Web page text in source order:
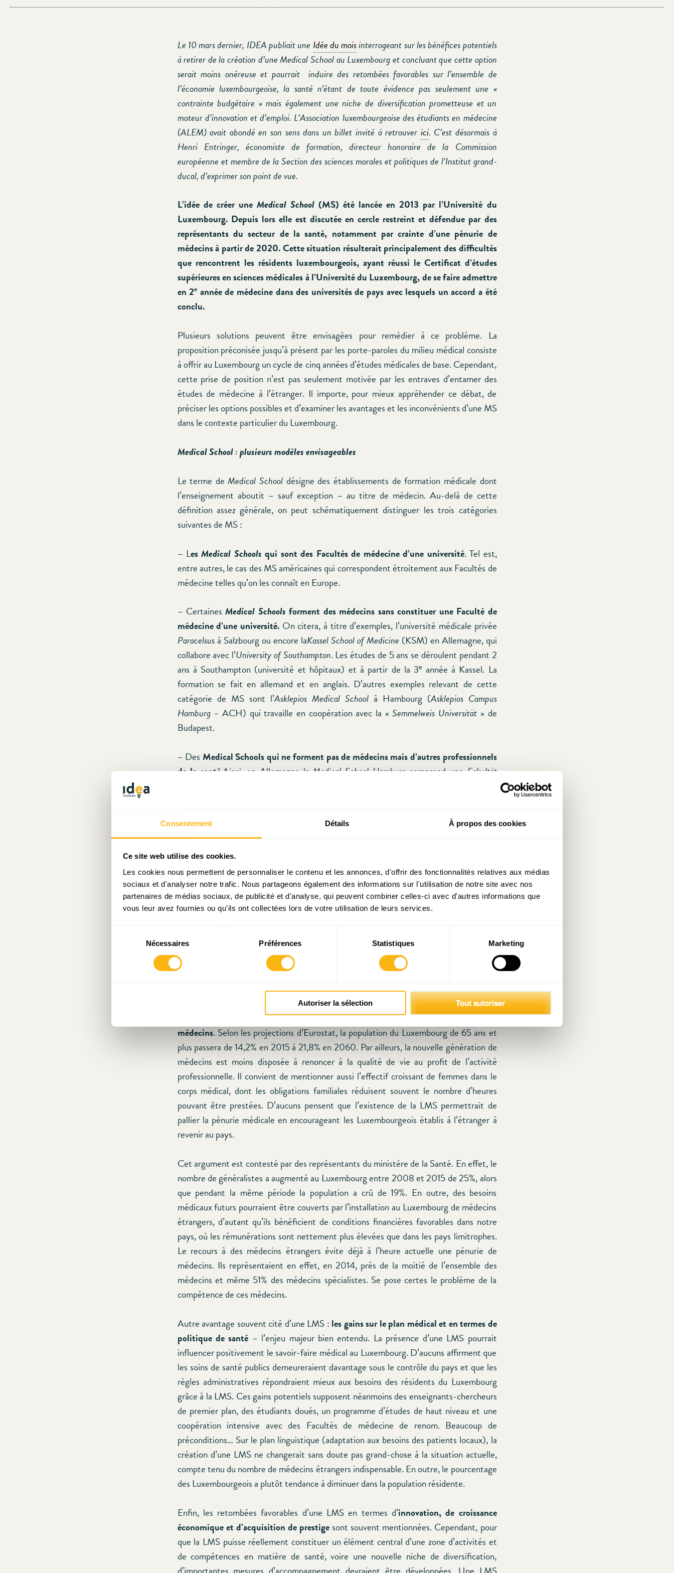
Consentement Détails À propos des cookies
Ce site web utilise des cookies.
Les cookies nous permettent de personnaliser le contenu et les annonces, d'offrir des fonctionnalités relatives aux médias
sociaux et d'analyser notre trafic. Nous partageons également des informations sur l'utilisation de notre site avec nos
partenaires de médias sociaux, de publicité et d'analyse, qui peuvent combiner celles-ci avec d'autres informations que
vous leur avez fournies ou qu'ils ont collectées lors de votre utilisation de leurs services.
consentement
Nécessaires Préférences Statistiques Marketing
Autoriser la sélection Tout autoriser
Le 10 mars dernier, IDEA publiait une Idée du moisinterrogeant sur les bénéfices potentiels
à retirer de la création d’une Medical School au Luxembourg et concluant que cette option
serait moins onéreuse et pourrait induire des retombées favorables sur l’ensemble de
l’économie luxembourgeoise, la santé n’étant de toute évidence pas seulement une «
contrainte budgétaire » mais également une niche de diversification prometteuse et un
moteur d’innovation et d’emploi. L’Association luxembourgeoise des étudiants en médecine
(ALEM) avait abondé en son sens dans un billet invité à retrouver ici. C’est désormais à
Henri Entringer, économiste de formation, directeur honoraire de la Commission
européenne et membre de la Section des sciences morales et politiques de l’Institut grand-
ducal, d’exprimer son point de vue.
L’idée de créer une Medical School(MS) été lancée en 2013 par l’Université du
Luxembourg. Depuis lors elle est discutée en cercle restreint et défendue par des
représentants du secteur de la santé, notamment par crainte d’une pénurie de
médecins à partir de 2020. Cette situation résulterait principalement des difficultés
que rencontrent les résidents luxembourgeois, ayant réussi le Certificat d’études
supérieures en sciences médicales à l’Université du Luxembourg, de se faire admettre
en 2e année de médecine dans des universités de pays avec lesquels un accord a été
conclu.
Plusieurs solutions peuvent être envisagées pour remédier à ce problème. La
proposition préconisée jusqu’à présent par les porte-paroles du milieu médical consiste
à offrir au Luxembourg un cycle de cinq années d’études médicales de base. Cependant,
cette prise de position n’est pas seulement motivée par les entraves d’entamer des
études de médecine à l’étranger. Il importe, pour mieux appréhender ce débat, de
préciser les options possibles et d’examiner les avantages et les inconvénients d’une MS
dans le contexte particulier du Luxembourg.
Medical School : plusieurs modèles envisageables
Le terme deMedical School désigne des établissements de formation médicale dont
l’enseignement aboutit – sauf exception – au titre de médecin. Au-delà de cette
définition assez générale, on peut schématiquement distinguer les trois catégories
suivantes de MS :
– LesMedical Schools qui sont des Facultés de médecine d’une université. Tel est,
entre autres, le cas des MS américaines qui correspondent étroitement aux Facultés de
médecine telles qu’on les connaît en Europe.
– CertainesMedical Schoolsforment des médecins sans constituer une Faculté de
médecine d’une université. On citera, à titre d’exemples, l’université médicale privée
Paracelsusà Salzbourg ou encore laKassel School of Medicine (KSM) en Allemagne, qui
collabore avec l’University of Southampton. Les études de 5 ans se déroulent pendant 2
ans à Southampton (université et hôpitaux) et à partir de la 3e année à Kassel. La
formation se fait en allemand et en anglais. D’autres exemples relevant de cette
catégorie de MS sont l’Asklepios Medical Schoolà Hambourg (Asklepios Campus
Hamburg – ACH) qui travaille en coopération avec la «Semmelweis Universität » de
Budapest.
– Des Medical Schools qui ne forment pas de médecins mais d’autres professionnels
de la santé.Ainsi, en Allemagne laMedical School Hamburgcomprend uneFakultät
Rechtspsychologie
Mais cet établissement ne forme pas de médecins.
La MS, telle qu’elle est conçue au Luxembourg, ne peut aucunement être comparée
aux Facultés de médecine d’universités, dont l’enseignement est principalement
dispensé par du personnel académique, sélectionné selon des critères exigeants
Les avantages et inconvénients potentiels d’une Medical School luxembourgeoise
Les avantages présumés d’uneLuxembourg Medical School(LMS) ainsi que les obstacles
à surmonter pour la mettre en œuvre et garantir sa réussite sont détaillés et
argumentés dans l’article de fond dont la référence figure à la fin de ce « blog invité ».
On trouvera ci-après une brève description des principaux éléments de la controverse.
Un avantage souvent évoqué est la nécessité de remédier à une éventuellepénurie de
médecins. Selon les projections d’Eurostat, la population du Luxembourg de 65 ans et
plus passera de 14,2% en 2015 à 21,8% en 2060. Par ailleurs, la nouvelle génération de
médecins est moins disposée à renoncer à la qualité de vie au profit de l’activité
professionnelle. Il convient de mentionner aussi l’effectif croissant de femmes dans le
corps médical, dont les obligations familiales réduisent souvent le nombre d’heures
pouvant être prestées. D’aucuns pensent que l’existence de la LMS permettrait de
pallier la pénurie médicale en encourageant les Luxembourgeois établis à l’étranger à
revenir au pays.
Cet argument est contesté par des représentants du ministère de la Santé. En effet, le
nombre de généralistes a augmenté au Luxembourg entre 2008 et 2015 de 25%, alors
que pendant la même période la population a crû de 19%. En outre, des besoins
médicaux futurs pourraient être couverts par l’installation au Luxembourg de médecins
étrangers, d’autant qu’ils bénéficient de conditions financières favorables dans notre
pays, où les rémunérations sont nettement plus élevées que dans les pays limitrophes.
Le recours à des médecins étrangers évite déjà à l’heure actuelle une pénurie de
médecins. Ils représentaient en effet, en 2014, près de la moitié de l’ensemble des
médecins et même 51% des médecins spécialistes. Se pose certes le problème de la
compétence de ces médecins.
Autre avantage souvent cité d’une LMS : les gains sur le plan médical et en termes de
politique de santé – l’enjeu majeur bien entendu. La présence d’une LMS pourrait
influencer positivement le savoir-faire médical au Luxembourg. D’aucuns affirment que
les soins de santé publics demeureraient davantage sous le contrôle du pays et que les
règles administratives répondraient mieux aux besoins des résidents du Luxembourg
grâce à la LMS. Ces gains potentiels supposent néanmoins des enseignants-chercheurs
de premier plan, des étudiants doués, un programme d’études de haut niveau et une
coopération intensive avec des Facultés de médecine de renom. Beaucoup de
préconditions… Sur le plan linguistique (adaptation aux besoins des patients locaux), la
création d’une LMS ne changerait sans doute pas grand-chose à la situation actuelle,
compte tenu du nombre de médecins étrangers indispensable. En outre, le pourcentage
des Luxembourgeois a plutôt tendance à diminuer dans la population résidente.
Enfin, les retombées favorables d’une LMS en termes d’innovation, de croissance
économique et d’acquisition de prestige sont souvent mentionnées. Cependant, pour
que la LMS puisse réellement constituer un élément central d’une zone d’activités et
de compétences en matière de santé, voire une nouvelle niche de diversification,